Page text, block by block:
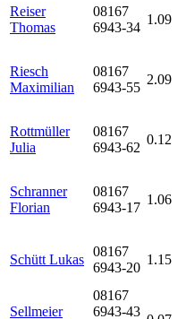
Reiser
Thomas
08167
6943-34
1.09
Riesch
Maximilian
08167
6943-55
2.09
Rottmüller
Julia
08167
6943-62
0.12
Schranner
Florian
08167
6943-17
1.06
Schütt Lukas
08167
6943-20
1.15
Sellmeier
08167
6943-43